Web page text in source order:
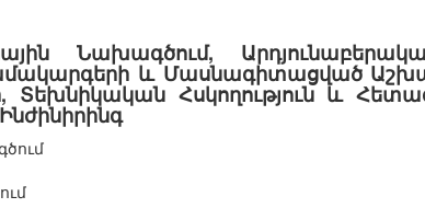
Նախագծում,
և Մասնագիտացված
Տեխնիկական Հսկողություն և